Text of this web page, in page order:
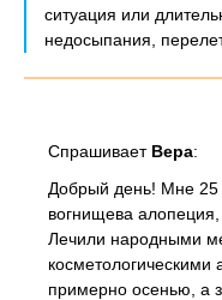
ситуация или
недосыпания,
Спрашивает Вера:
Добрый день! Мне 25
вогнищева
Лечили народными
примерно осенью, а